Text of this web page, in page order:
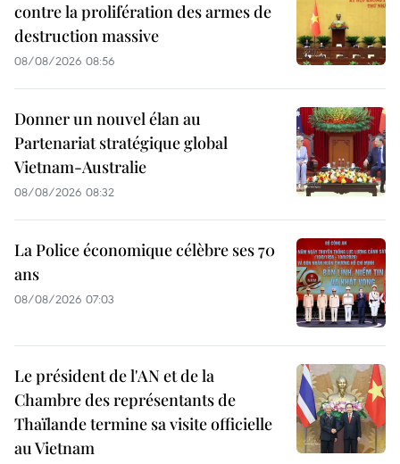
contre la prolifération des armes de
destruction massive
08/08/2026 08:56
Donner un nouvel élan au
Partenariat stratégique global
Vietnam-Australie
08/08/2026 08:32
La Police économique célèbre ses 70
ans
08/08/2026 07:03
Le président de l'AN et de la
Chambre des représentants de
Thaïlande termine sa visite officielle
au Vietnam